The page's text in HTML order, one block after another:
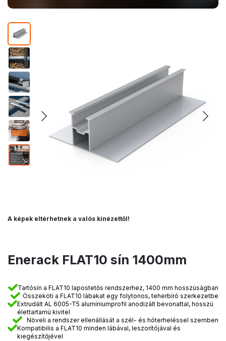
A képek eltérhetnek a valós kinézettől!
Enerack FLAT10 sín 1400mm
Tartósín a FLAT10 lapostetős rendszerhez, 1400 mm hosszúságban
Összeköti a FLAT10 lábakat egy folytonos, teherbíró szerkezetbe
Extrudált AL 6005-T5 alumíniumprofil anodizált bevonattal, hosszú
élettartamú kivitel
Növeli a rendszer ellenállását a szél- és hóterheléssel szemben
Kompatibilis a FLAT10 minden lábával, leszorítójával és
kiegészítőjével